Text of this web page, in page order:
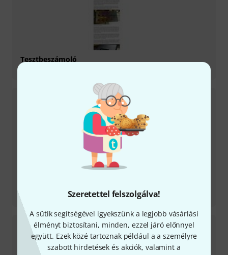
Szeretettel felszolgálva!
A sütik segítségével igyekszünk a legjobb vásárlási
élményt biztosítani, minden, ezzel járó előnnyel
együtt. Ezek közé tartoznak például a a személyre
szabott hirdetések és akciók, valamint a
Tesztbeszámoló
CR3.5